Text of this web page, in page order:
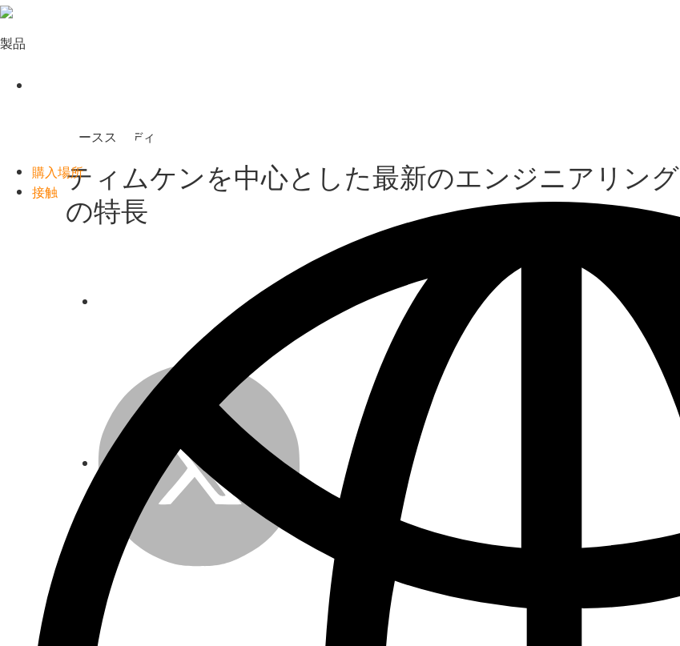
購入場所
接触
Languages
製品
ケーススタディ：
ティムケンを中心とした最新のエンジニアリング
の特長
LinkedIn